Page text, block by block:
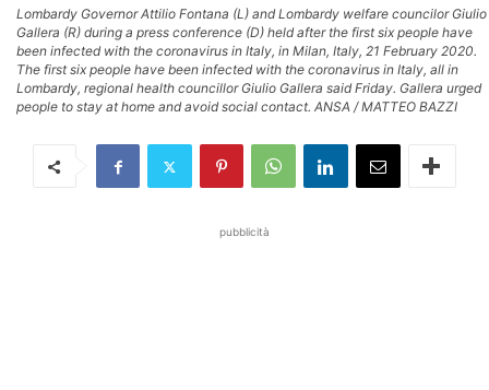
Lombardy Governor Attilio Fontana (L) and Lombardy welfare councilor Giulio
Gallera (R) during a press conference (D) held after the first six people have
been infected with the coronavirus in Italy, in Milan, Italy, 21 February 2020.
The first six people have been infected with the coronavirus in Italy, all in
Lombardy, regional health councillor Giulio Gallera said Friday. Gallera urged
people to stay at home and avoid social contact. ANSA / MATTEO BAZZI
pubblicità